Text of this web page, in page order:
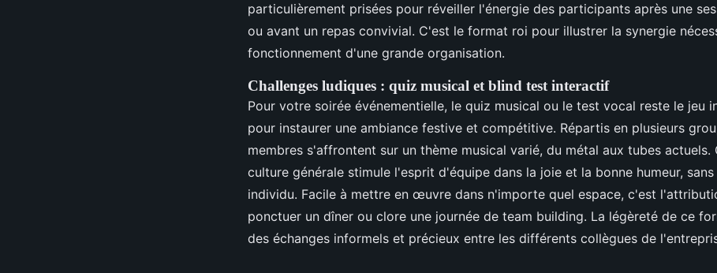
particulièrement prisées pour réveiller l'énergie des participants après une
ou avant un repas convivial. C'est le format roi pour illustrer la synergie
fonctionnement d'une grande organisation.
Challenges ludiques : quiz musical et blind test interactif
Pour votre soirée événementielle, le quiz musical ou le test vocal reste le jeu
pour instaurer une ambiance festive et compétitive. Répartis en plusieurs
membres s'affrontent sur un thème musical varié, du métal aux tubes actuels.
culture générale stimule l'esprit d'équipe dans la joie et la bonne humeur,
individu. Facile à mettre en œuvre dans n'importe quel espace, c'est
ponctuer un dîner ou clore une journée de team building. La légèreté de ce
des échanges informels et précieux entre les différents collègues de